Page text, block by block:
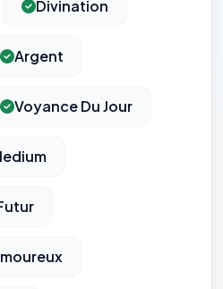
Divination
Argent
Voyance Du Jour